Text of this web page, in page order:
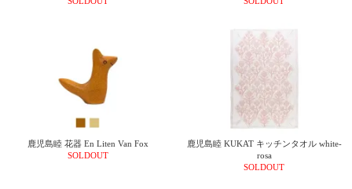
鹿児島睦 花器 En Liten Van Fox
SOLDOUT
鹿児島睦 KUKAT キッチンタオル white-
rosa
SOLDOUT